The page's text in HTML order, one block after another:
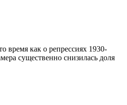
время как о репрессиях 1930-
существенно снизилась доля